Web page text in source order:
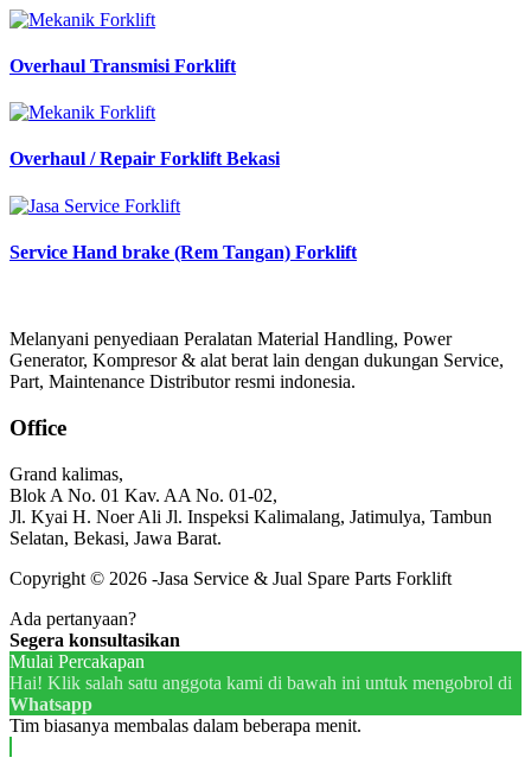
Overhaul Transmisi Forklift
Overhaul / Repair Forklift Bekasi
Service Hand brake (Rem Tangan) Forklift
Melanyani penyediaan Peralatan Material Handling, Power
Generator, Kompresor & alat berat lain dengan dukungan Service,
Part, Maintenance Distributor resmi indonesia.
Office
Grand kalimas,
Blok A No. 01 Kav. AA No. 01-02,
Jl. Kyai H. Noer Ali Jl. Inspeksi Kalimalang, Jatimulya, Tambun
Selatan, Bekasi, Jawa Barat.
Copyright © 2026 -Jasa Service & Jual Spare Parts Forklift
Ada pertanyaan?
Segera konsultasikan
Mulai Percakapan
Hai! Klik salah satu anggota kami di bawah ini untuk mengobrol di
Whatsapp
Tim biasanya membalas dalam beberapa menit.